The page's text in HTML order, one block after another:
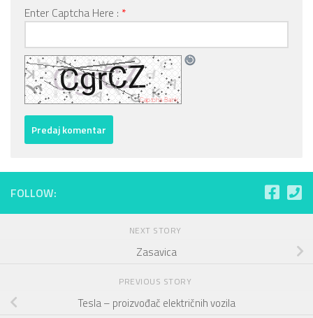
Enter Captcha Here : *
FOLLOW:
NEXT STORY
Zasavica
PREVIOUS STORY
Tesla – proizvođač električnih vozila